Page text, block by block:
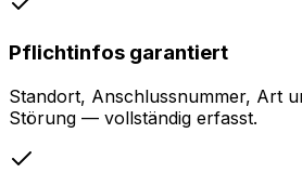
Pflichtinfos garantiert
Standort, Anschlussnummer, Art
Störung — vollständig erfasst.